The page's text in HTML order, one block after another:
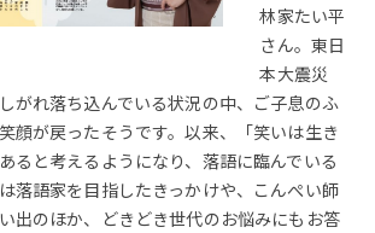
林家たい平
さん。東日
本大震災
がれ落ち込んでいる状況の中、ご子息のふ
顔が戻ったそうです。以来、「笑いは生き
ると考えるようになり、落語に臨んでいる
落語家を目指したきっかけや、こんぺい師
出のほか、どきどき世代のお悩みにもお答